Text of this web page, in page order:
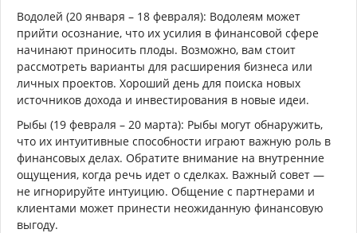
Водолей (20 января – 18 февраля): Водолеям может
прийти осознание, что их усилия в финансовой сфере
начинают приносить плоды. Возможно, вам стоит
рассмотреть варианты для расширения бизнеса или
личных проектов. Хороший день для поиска новых
источников дохода и инвестирования в новые идеи.
Рыбы (19 февраля – 20 марта): Рыбы могут обнаружить,
что их интуитивные способности играют важную роль в
финансовых делах. Обратите внимание на внутренние
ощущения, когда речь идет о сделках. Важный совет —
не игнорируйте интуицию. Общение с партнерами и
клиентами может принести неожиданную финансовую
выгоду.